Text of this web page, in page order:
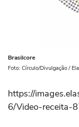
Brasilcore
Foto: Círculo/Divulgação /
https://
6/Video-receita-